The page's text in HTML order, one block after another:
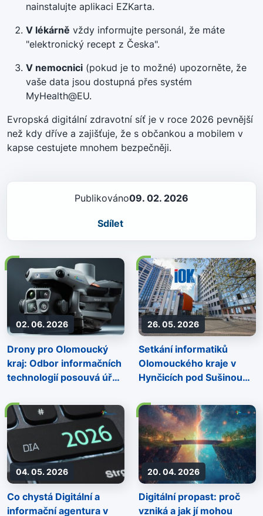
nainstalujte aplikaci EZKarta.
V lékárně vždy informujte personál, že máte
"elektronický recept z Česka".
V nemocnici (pokud je to možné) upozorněte, že
vaše data jsou dostupná přes systém
MyHealth@EU.
Evropská digitální zdravotní síť je v roce 2026 pevnější
než kdy dříve a zajišťuje, že s občankou a mobilem v
kapse cestujete mnohem bezpečněji.
Publikováno09. 02. 2026
Sdílet
02. 06. 2026
Drony pro Olomoucký
kraj: Odbor informačních
technologií posouvá úřad
Smart Regionu
26. 05. 2026
Setkání informatiků
Olomouckého kraje v
Hynčicích pod Sušinou
04. 05. 2026
Co chystá Digitální a
informační agentura v
20. 04. 2026
Digitální propast: proč
vzniká a jak jí mohou